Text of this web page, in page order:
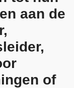
aan de
of